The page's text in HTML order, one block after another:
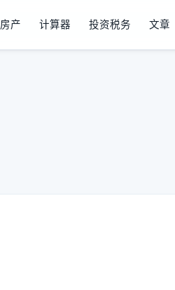
房产 计算器 投资税务 文章